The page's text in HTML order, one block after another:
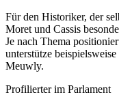
Für den Historiker, der
Moret und Cassis
Je nach Thema
unterstütze
Meuwly.
Profilierter im Parlament